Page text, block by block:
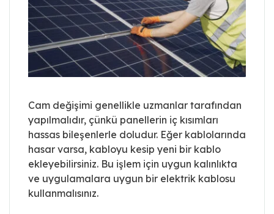
Cam değişimi genellikle uzmanlar tarafından
yapılmalıdır, çünkü panellerin iç kısımları
hassas bileşenlerle doludur. Eğer kablolarında
hasar varsa, kabloyu kesip yeni bir kablo
ekleyebilirsiniz. Bu işlem için uygun kalınlıkta
ve uygulamalara uygun bir elektrik kablosu
kullanmalısınız.